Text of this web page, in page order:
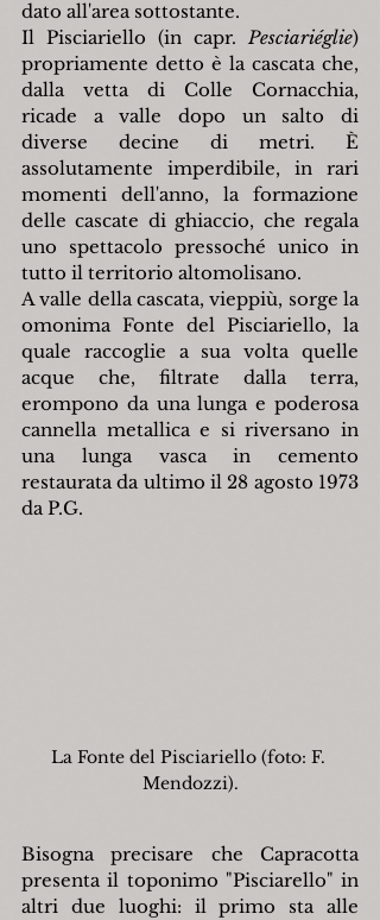
dato all'area sottostante.
Il Pisciariello (in capr. Pesciariéglie)
propriamente detto è la cascata che,
dalla vetta di Colle Cornacchia,
ricade a valle dopo un salto di
diverse decine di metri. È
assolutamente imperdibile, in rari
momenti dell'anno, la formazione
delle cascate di ghiaccio, che regala
uno spettacolo pressoché unico in
tutto il territorio altomolisano.
A valle della cascata, vieppiù, sorge la
omonima Fonte del Pisciariello, la
quale raccoglie a sua volta quelle
acque che, filtrate dalla terra,
erompono da una lunga e poderosa
cannella metallica e si riversano in
una lunga vasca in cemento
restaurata da ultimo il 28 agosto 1973
da P.G.
La Fonte del Pisciariello (foto: F.
Mendozzi).
Bisogna precisare che Capracotta
presenta il toponimo "Pisciarello" in
altri due luoghi: il primo sta alle